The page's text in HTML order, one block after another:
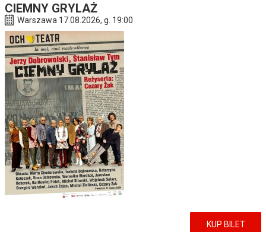
CIEMNY GRYLAŻ
Warszawa 17.08.2026, g. 19:00
KUP BILET